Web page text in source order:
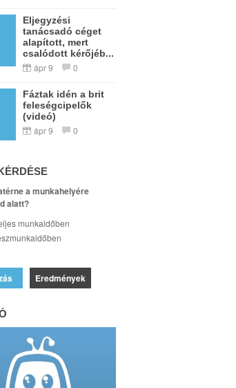
Eljegyzési
tanácsadó céget
alapított, mert
csalódott kérőjéb...
ápr 9 0
Fáztak idén a brit
feleségcipelők
(videó)
ápr 9 0
a munkahelyére
alatt?
munkaidőben
Eredmények